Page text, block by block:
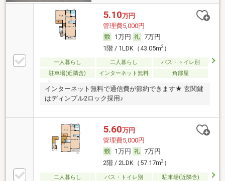
5.10万円
管理費5,000円
1万円
7万円
1階 / 1LDK（43.05m2）
一人暮らし 二人暮らし
バス・トイレ別
駐車場(近隣含)
インターネット無料 角部屋
インターネット無料で通信費が節約できます★ 玄関鍵
はディンプル2ロック採用♪
5.60万円
管理費5,000円
1万円
7万円
2階 / 2LDK（57.17m2）
二人暮らし バス・トイレ別
駐車場(近隣含)